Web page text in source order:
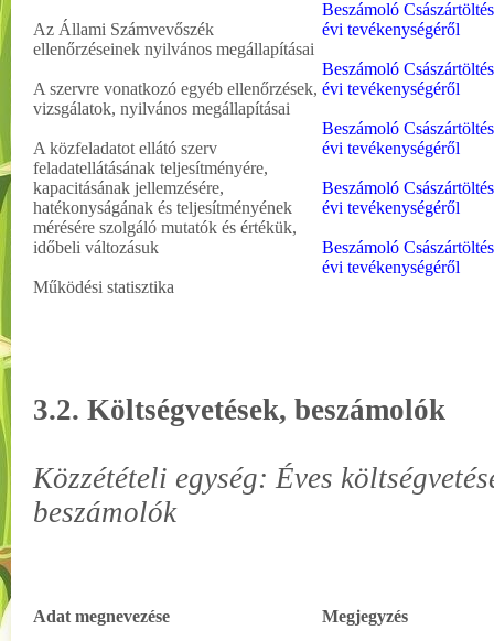
Az Állami Számvevőszék
ellenőrzéseinek nyilvános megállapításai
A szervre vonatkozó egyéb ellenőrzések,
vizsgálatok, nyilvános megállapításai
A közfeladatot ellátó szerv
feladatellátásának teljesítményére,
kapacitásának jellemzésére,
hatékonyságának és teljesítményének
mérésére szolgáló mutatók és értékük,
időbeli változásuk
Működési statisztika
Beszámoló
évi tevékenységéről
Beszámoló
évi tevékenységéről
Beszámoló
évi tevékenységéről
Beszámoló
évi tevékenységéről
Beszámoló
évi tevékenységéről
3.2. Költségvetések, beszámolók
Közzétételi egység: Éves
beszámolók
Adat megnevezése
Megjegyzés